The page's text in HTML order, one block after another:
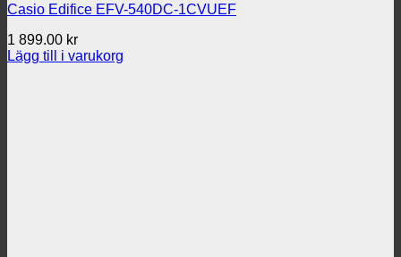
Casio Edifice EFV-540DC-1CVUEF
1 899.00 kr
Lägg till i varukorg